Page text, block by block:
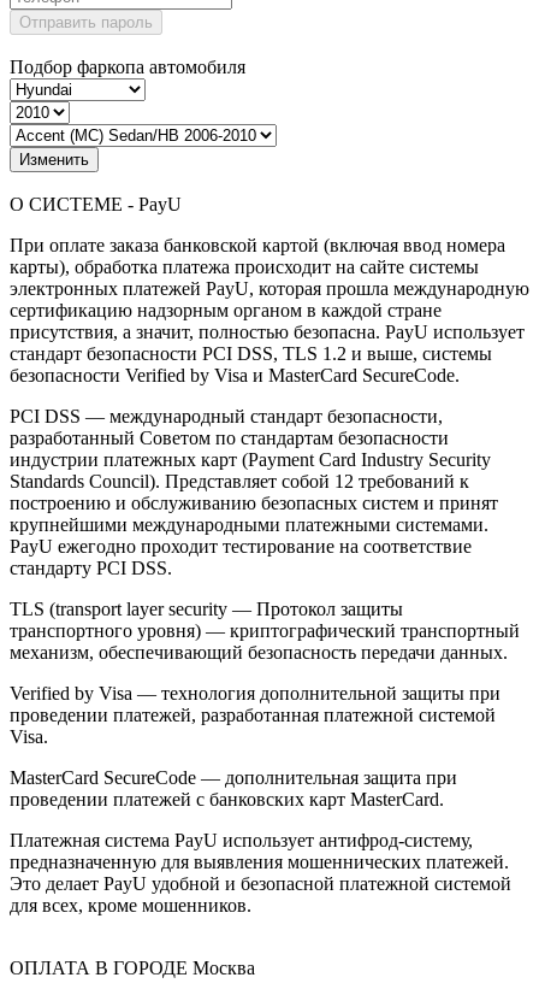
Отправить пароль
Подбор фаркопа автомобиля
Изменить
О СИСТЕМЕ - PayU
При оплате заказа банковской картой (включая ввод номера
карты), обработка платежа происходит на сайте системы
электронных платежей PayU, которая прошла международную
сертификацию надзорным органом в каждой стране
присутствия, а значит, полностью безопасна. PayU использует
стандарт безопасности PCI DSS, TLS 1.2 и выше, системы
безопасности Verified by Visa и MasterCard SecureCode.
PCI DSS — международный стандарт безопасности,
разработанный Советом по стандартам безопасности
индустрии платежных карт (Payment Card Industry Security
Standards Council). Представляет собой 12 требований к
построению и обслуживанию безопасных систем и принят
крупнейшими международными платежными системами.
PayU ежегодно проходит тестирование на соответствие
стандарту PCI DSS.
TLS (transport layer security — Протокол защиты
транспортного уровня) — криптографический транспортный
механизм, обеспечивающий безопасность передачи данных.
Verified by Visa — технология дополнительной защиты при
проведении платежей, разработанная платежной системой
Visa.
MasterCard SecureCode — дополнительная защита при
проведении платежей с банковских карт MasterCard.
Платежная система PayU использует антифрод-систему,
предназначенную для выявления мошеннических платежей.
Это делает PayU удобной и безопасной платежной системой
для всех, кроме мошенников.
ОПЛАТА В ГОРОДЕ Москва